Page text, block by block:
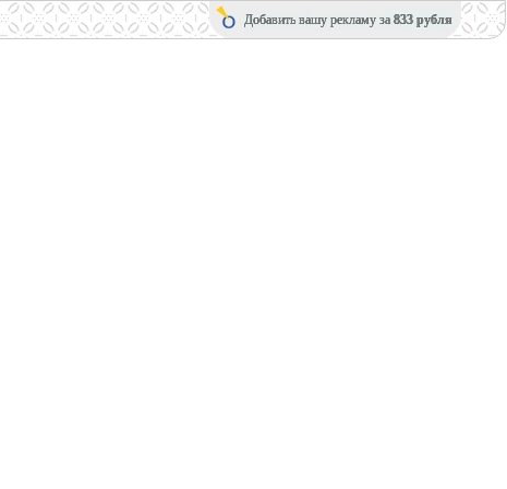
Добавить вашу рекламу за 833 рубля